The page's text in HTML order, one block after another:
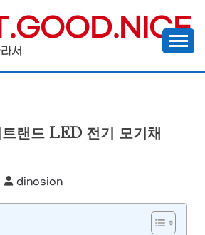
서
랜드 LED 전기 모기채
dinosion